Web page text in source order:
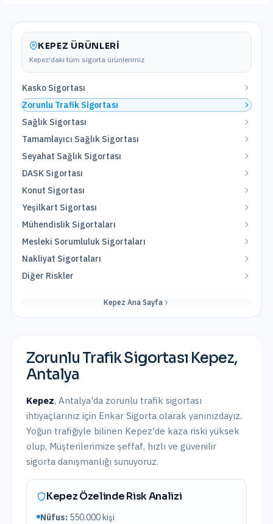
KEPEZ ÜRÜNLERI
Kepez'daki tüm sigorta ürünlerimiz
Kasko Sigortası
Zorunlu Trafik Sigortası
Sağlık Sigortası
Tamamlayıcı Sağlık Sigortası
Seyahat Sağlık Sigortası
DASK Sigortası
Konut Sigortası
Yeşilkart Sigortası
Mühendislik Sigortaları
Mesleki Sorumluluk Sigortaları
Nakliyat Sigortaları
Diğer Riskler
Kepez Ana Sayfa
Zorunlu Trafik Sigortası Kepez,
Antalya
Kepez, Antalya'da zorunlu trafik sigortası
ihtiyaçlarınız için Enkar Sigorta olarak yanınızdayız.
Yoğun trafiğiyle bilinen Kepez'de kaza riski yüksek
olup, Müşterilerimize şeffaf, hızlı ve güvenilir
sigorta danışmanlığı sunuyoruz.
KepezÖzelinde Risk Analizi
Nüfus: 550.000kişi